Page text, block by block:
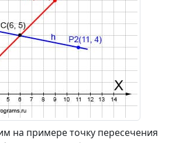
на примере точку пересечения